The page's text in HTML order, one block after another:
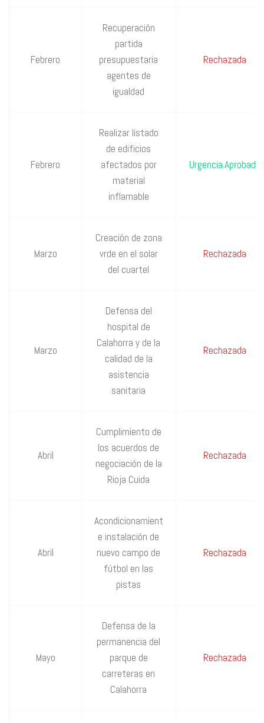
Febrero
Recuperación
partida
presupuestaria
agentes de
igualdad
Rechazada
Febrero
Realizar listado
de edificios
afectados por
material
inflamable
Urgencia.Aprobada
Marzo
Creación de zona
vrde en el solar
del cuartel
Rechazada
Marzo
Defensa del
hospital de
Calahorra y de la
calidad de la
asistencia
sanitaria
Rechazada
Abril
Cumplimiento de
los acuerdos de
negociación de la
Rioja Cuida
Rechazada
Abril
Acondicionamient
e instalación de
nuevo campo de
fútbol en las
pistas
Rechazada
Mayo
Defensa de la
permanencia del
parque de
carreteras en
Calahorra
Rechazada